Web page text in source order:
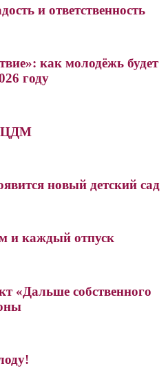
и ответственность
как молодёжь будет
году
ЦДМ
новый детский сад
и каждый отпуск
«Дальше собственного